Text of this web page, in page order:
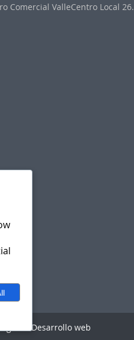
Comercial ValleCentro Local 26.
- Desarrollo web